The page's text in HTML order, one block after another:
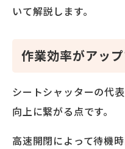
いて解説します。
作業効率がアッ
シートシャッターの代
向上に繋がる点です。
高速開閉によって待機